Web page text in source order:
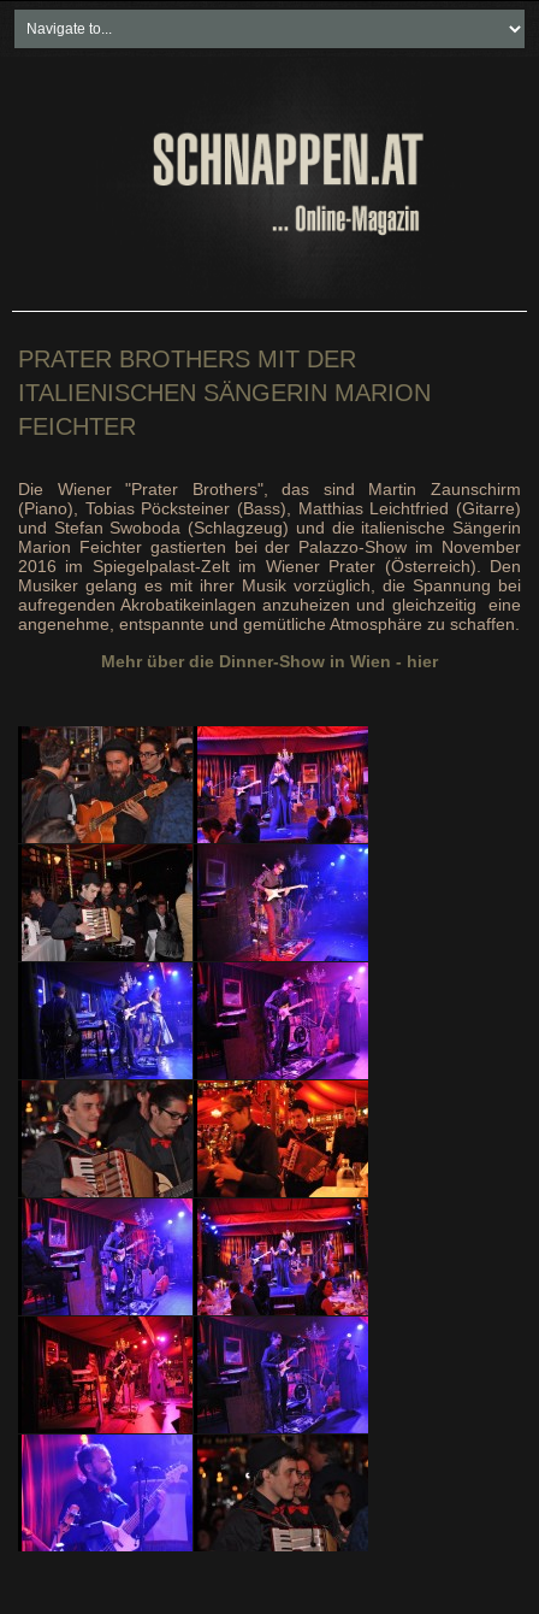
Neueste Beiträge
Soziales & Projekte
PRATER BROTHERS MIT DER
ITALIENISCHEN SÄNGERIN MARION
FEICHTER
Die Wiener "Prater Brothers", das sind Martin Zaunschirm
(Piano), Tobias Pöcksteiner (Bass), Matthias Leichtfried (Gitarre)
und Stefan Swoboda (Schlagzeug) und die italienische Sängerin
Marion Feichter gastierten bei der Palazzo-Show im November
2016 im Spiegelpalast-Zelt im Wiener Prater (Österreich). Den
Musiker gelang es mit ihrer Musik vorzüglich, die Spannung bei
aufregenden Akrobatikeinlagen anzuheizen und gleichzeitig eine
angenehme, entspannte und gemütliche Atmosphäre zu schaffen.
Mehr über die Dinner-Show in Wien - hier